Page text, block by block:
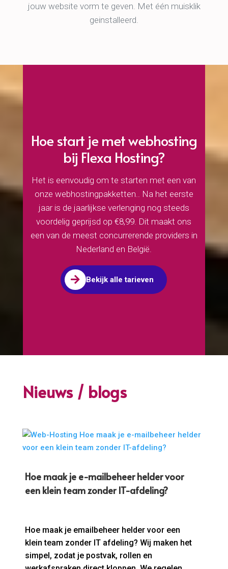
jouw website vorm te geven. Met één muisklik
geinstalleerd.
Hoe start je met webhosting
bij Flexa Hosting?
Het is eenvoudig om te starten met een van
onze webhostingpakketten.. Na het eerste
jaar is de jaarlijkse verlenging nog steeds
voordelig geprijsd op €8,99. Dit maakt ons
een van de meest concurrerende providers in
Nederland en België.
 Bekijk alle tarieven
Nieuws / blogs
Hoe maak je e-mailbeheer helder voor
een klein team zonder IT-afdeling?
Hoe maak je emailbeheer helder voor een
klein team zonder IT afdeling? Wij maken het
simpel, zodat je postvak, rollen en